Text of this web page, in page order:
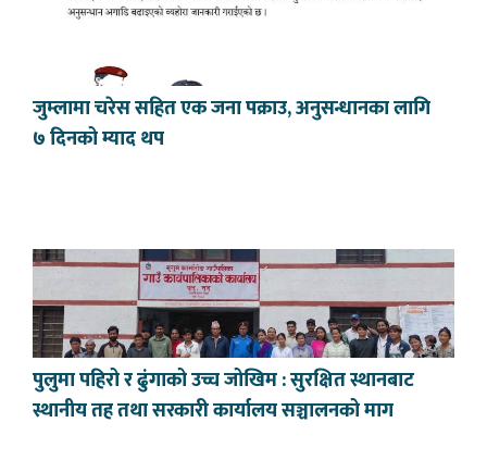
जुम्लामा चरेस सहित एक जना पक्राउ, अनुसन्धानका लागि
७ दिनको म्याद थप
पुलुमा पहिरो र ढुंगाको उच्च जोखिम : सुरक्षित स्थानबाट
स्थानीय तह तथा सरकारी कार्यालय सञ्चालनको माग